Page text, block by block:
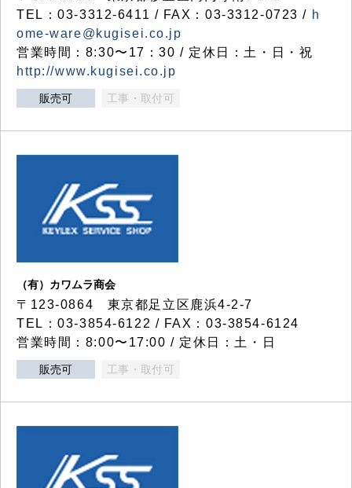
TEL：03-3312-6411 / FAX：03-3312-0723 / h
ome-ware@kugisei.co.jp
営業時間：8:30〜17：30 / 定休日：土・日・祝
http://www.kugisei.co.jp
販売可 工事・取付可
（有）カワムラ商会
〒123-0864 東京都足立区鹿浜4-2-7
TEL：03-3854-6122 / FAX：03-3854-6124
営業時間：8:00〜17:00 / 定休日：土・日
販売可 工事・取付可